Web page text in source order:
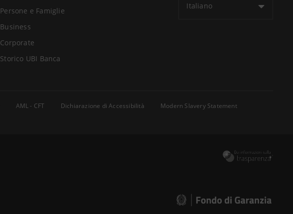
Persone e Famiglie
Business
Corporate
Storico UBI Banca
Italiano
AML - CFT Dichiarazione di Accessibilità
Modern Slavery Statement